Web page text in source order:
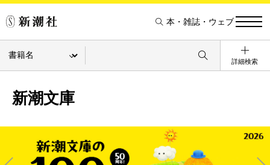
本・雑誌・ウェブ
詳細検索
新潮文庫